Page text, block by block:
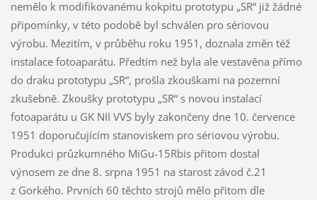
nemělo k modifikovanému kokpitu prototypu „SR“ již žádné
připomínky, v této podobě byl schválen pro sériovou
výrobu. Mezitím, v průběhu roku 1951, doznala změn též
instalace fotoaparátu. Předtím než byla ale vestavěna přímo
do draku prototypu „SR“, prošla zkouškami na pozemní
zkušebně. Zkoušky prototypu „SR“ s novou instalací
fotoaparátu u GK NII VVS byly zakončeny dne 10. července
1951 doporučujícím stanoviskem pro sériovou výrobu.
Produkci průzkumného MiGu-15Rbis přitom dostal
výnosem ze dne 8. srpna 1951 na starost závod č.21
z Gorkého. Prvních 60 těchto strojů mělo přitom dle